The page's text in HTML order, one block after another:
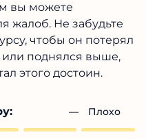
вы можете
жалоб. Не забудьте
чтобы он потерял
или поднялся выше,
этого достоин.
— Плохо